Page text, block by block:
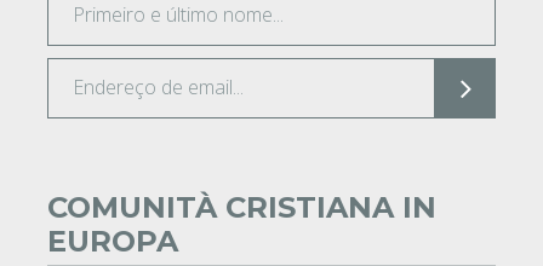
COMUNITÀ CRISTIANA IN
EUROPA